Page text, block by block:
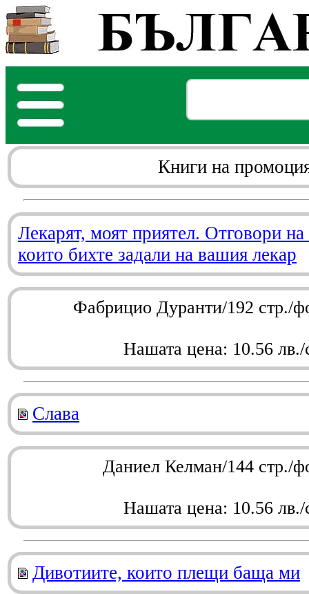
Книги на
Лекарят, моят приятел. Отговори
които бихте задали на вашия лекар
Фабрицио Дуранти/192 стр./
Нашата цена: 10.56 лв./
Слава
Даниел Келман/144 стр./
Нашата цена: 10.56 лв./
Дивотиите, които плещи баща ми